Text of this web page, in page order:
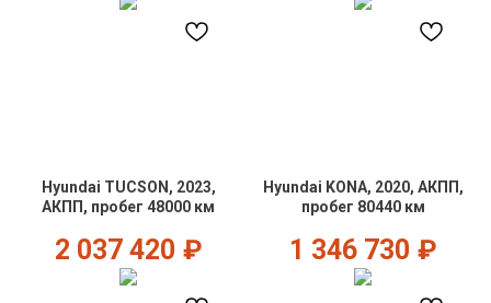
Hyundai TUCSON, 2023,
АКПП, пробег 48000 км
2 037 420 ₽
Hyundai KONA, 2020, АКПП,
пробег 80440 км
1 346 730 ₽